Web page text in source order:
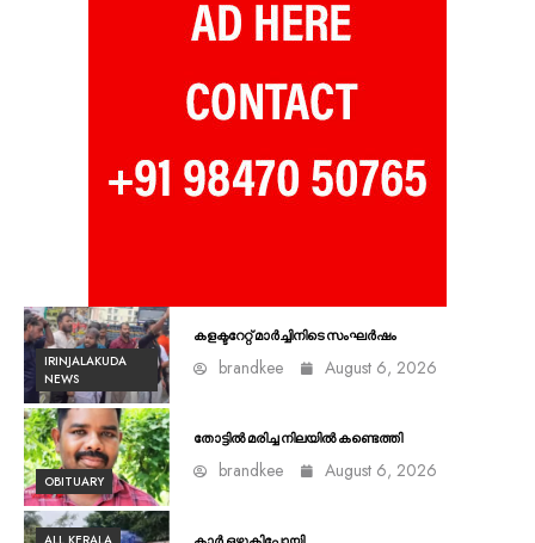
IRINJALAKUDA
NEWS
കളക്ടറേറ്റ് മാർച്ചിനിടെ സംഘർഷം
brandkee August 6, 2026
OBITUARY
തോട്ടിൽ മരിച്ച നിലയിൽ കണ്ടെത്തി
brandkee August 6, 2026